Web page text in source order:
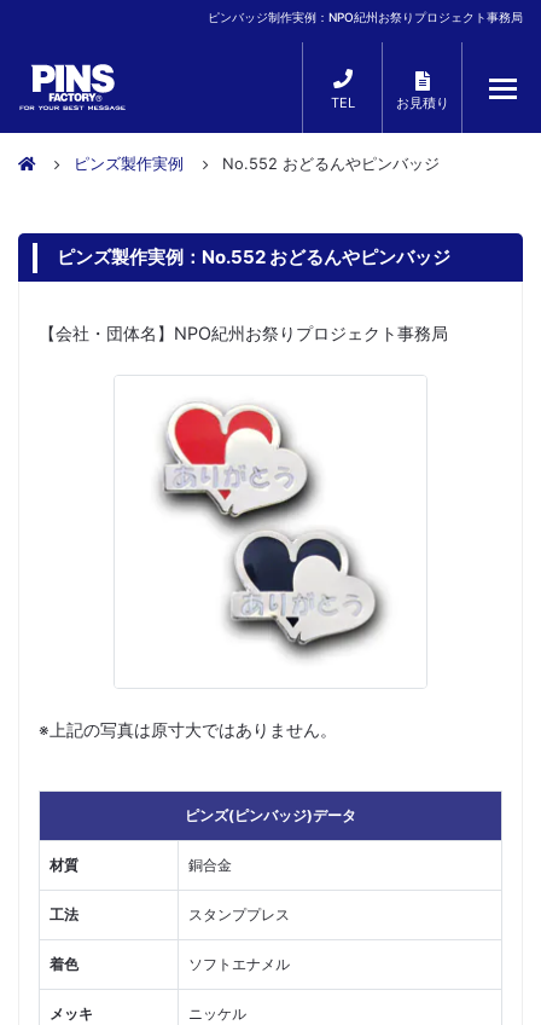
ピンバッジ制作実例：NPO紀州お祭りプロジェクト事務局
TEL お見積り
ピンズ製作実例 No.552 おどるんやピンバッジ
ピンズ製作実例：No.552 おどるんやピンバッジ
【会社・団体名】NPO紀州お祭りプロジェクト事務局
※上記の写真は原寸大ではありません。
ピンズ(ピンバッジ)データ
材質 銅合金
工法 スタンププレス
着色 ソフトエナメル
メッキ ニッケル